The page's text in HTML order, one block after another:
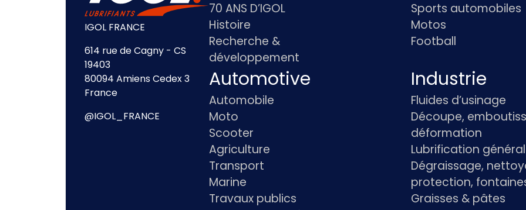
IGOL FRANCE
614 rue de Cagny - CS
19403
80094 Amiens Cedex 3
France
@IGOL_FRANCE
70 ANS D’IGOL
Histoire
Recherche &
développement
Sports automobiles
Motos
Football
Automotive
Automobile
Moto
Scooter
Agriculture
Transport
Marine
Travaux publics
Industrie
Fluides d’usinage
Découpe,
déformation
Lubrification
Dégraissage,
protection,
Graisses & pâtes